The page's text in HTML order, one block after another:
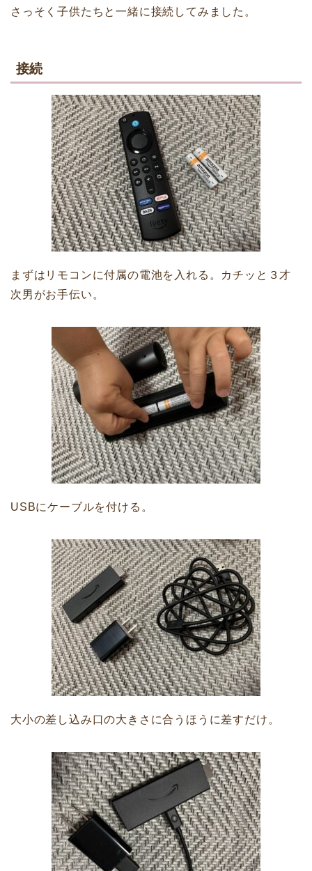
さっそく子供たちと一緒に接続してみました。
接続
まずはリモコンに付属の電池を入れる。カチッと３才
次男がお手伝い。
USBにケーブルを付ける。
大小の差し込み口の大きさに合うほうに差すだけ。